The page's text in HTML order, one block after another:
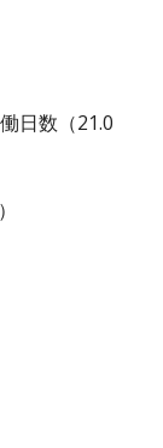
日数（21.0